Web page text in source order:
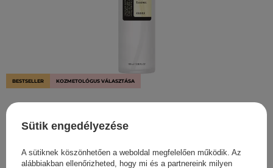
BESTSELLER KOZMETOLÓGUS VÁLASZTÁSA
Hidratáló Esszencia Csiganyálkával - 100ml
3 490,00 Ft
Sütik engedélyezése
A sütiknek köszönhetően a weboldal megfelelően működik. Az
alábbiakban ellenőrizheted, hogy mi és a partnereink milyen